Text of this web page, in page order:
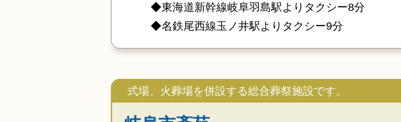
◆東海道新幹線岐阜羽島駅よりタクシー8分
◆名鉄尾西線玉ノ井駅よりタクシー9分
式場、火葬場を併設する総合葬祭施設です。